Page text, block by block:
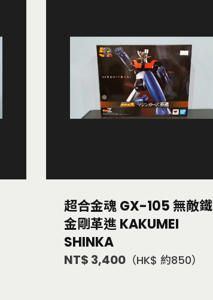
超合金魂 GX-105 無敵鐵
金剛革進 KAKUMEI
SHINKA
NT$ 3,400 （HK$ 約850）